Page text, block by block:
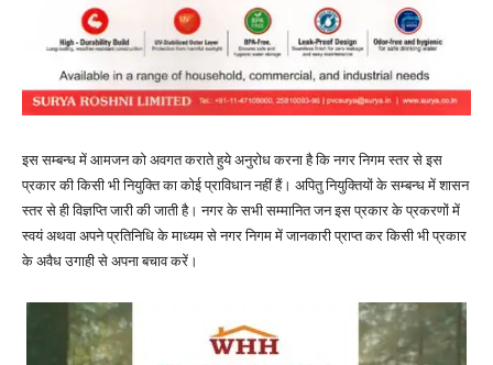
इस सम्बन्ध में आमजन को अवगत कराते हुये अनुरोध करना है कि नगर निगम स्तर से इस
प्रकार की किसी भी नियुक्ति का कोई प्राविधान नहीं हैं। अपितु नियुक्तियों के सम्बन्ध में शासन
स्तर से ही विज्ञप्ति जारी की जाती है। नगर के सभी सम्मानित जन इस प्रकार के प्रकरणों में
स्वयं अथवा अपने प्रतिनिधि के माध्यम से नगर निगम में जानकारी प्राप्त कर किसी भी प्रकार
के अवैध उगाही से अपना बचाव करें।